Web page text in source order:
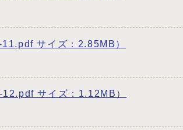
サイズ：2.85MB）
サイズ：1.12MB）